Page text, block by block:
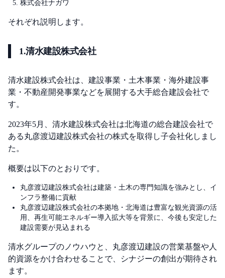
株式会社ナガワ
それぞれ説明します。
1.清水建設株式会社
清水建設株式会社は、建設事業・土木事業・海外建設事
業・不動産開発事業などを展開する大手総合建設会社で
す。
2023年5月、清水建設株式会社は北海道の総合建設会社で
ある丸彦渡辺建設株式会社の株式を取得し子会社化しまし
た。
概要は以下のとおりです。
丸彦渡辺建設株式会社は建築・土木の専門知識を強みとし、イ
ンフラ整備に貢献
丸彦渡辺建設株式会社の本拠地・北海道は豊富な観光資源の活
用、再生可能エネルギー導入拡大等を背景に、今後も安定した
建設需要が見込まれる
清水グループのノウハウと、丸彦渡辺建設の営業基盤や人
的資源をかけ合わせることで、シナジーの創出が期待され
ます。